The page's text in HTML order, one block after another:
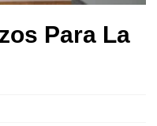
Para La